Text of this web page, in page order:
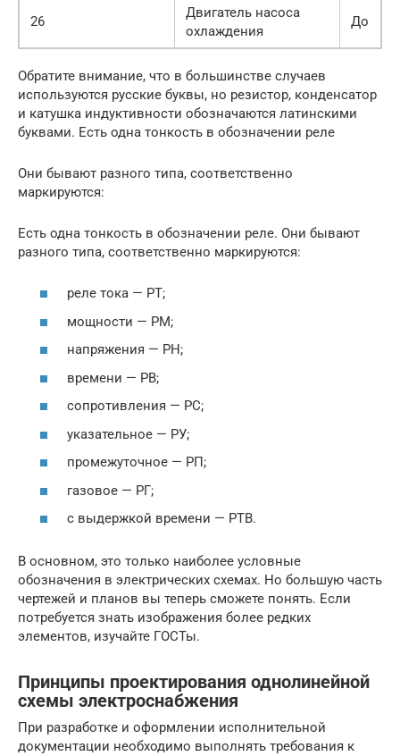
26
Двигатель насоса
охлаждения
До
Обратите внимание, что в большинстве случаев
используются русские буквы, но резистор, конденсатор
и катушка индуктивности обозначаются латинскими
буквами. Есть одна тонкость в обозначении реле
Они бывают разного типа, соответственно
маркируются:
Есть одна тонкость в обозначении реле. Они бывают
разного типа, соответственно маркируются:
реле тока — РТ;
мощности — РМ;
напряжения — РН;
времени — РВ;
сопротивления — РС;
указательное — РУ;
промежуточное — РП;
газовое — РГ;
с выдержкой времени — РТВ.
В основном, это только наиболее условные
обозначения в электрических схемах. Но большую часть
чертежей и планов вы теперь сможете понять. Если
потребуется знать изображения более редких
элементов, изучайте ГОСТы.
Принципы проектирования однолинейной
схемы электроснабжения
При разработке и оформлении исполнительной
документации необходимо выполнять требования к